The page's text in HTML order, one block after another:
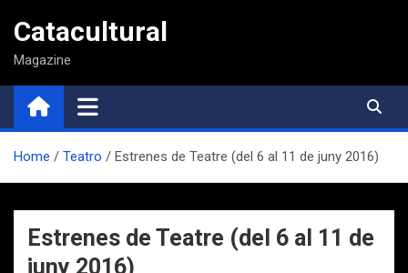
contenido
Catacultural
Magazine
Home Teatro Estrenes de Teatre (del 6 al 11 de juny 2016)
Estrenes de Teatre (del 6 al 11 de
juny 2016)